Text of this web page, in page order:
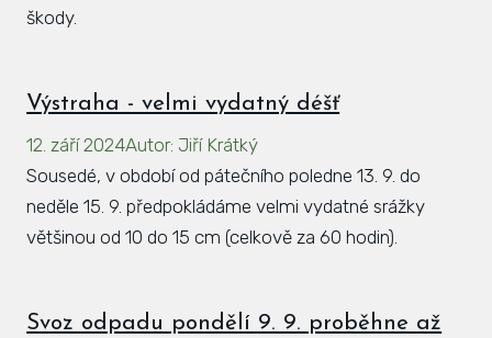
škody.
Výstraha - velmi vydatný déšť
12. září 2024Autor: Jiří Krátký
Sousedé, v období od pátečního poledne 13. 9. do
neděle 15. 9. předpokládáme velmi vydatné srážky
většinou od 10 do 15 cm (celkově za 60 hodin).
Svoz odpadu pondělí 9. 9. proběhne až